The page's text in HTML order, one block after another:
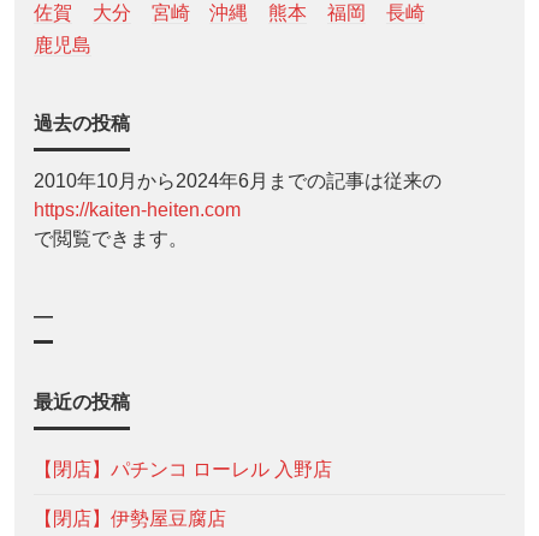
佐賀 大分 宮崎 沖縄 熊本 福岡
長崎
鹿児島
過去の投稿
2010年10月から2024年6月までの記事は従来の
https://kaiten-heiten.com
で閲覧できます。
—
最近の投稿
【閉店】パチンコ ローレル 入野店
【閉店】伊勢屋豆腐店